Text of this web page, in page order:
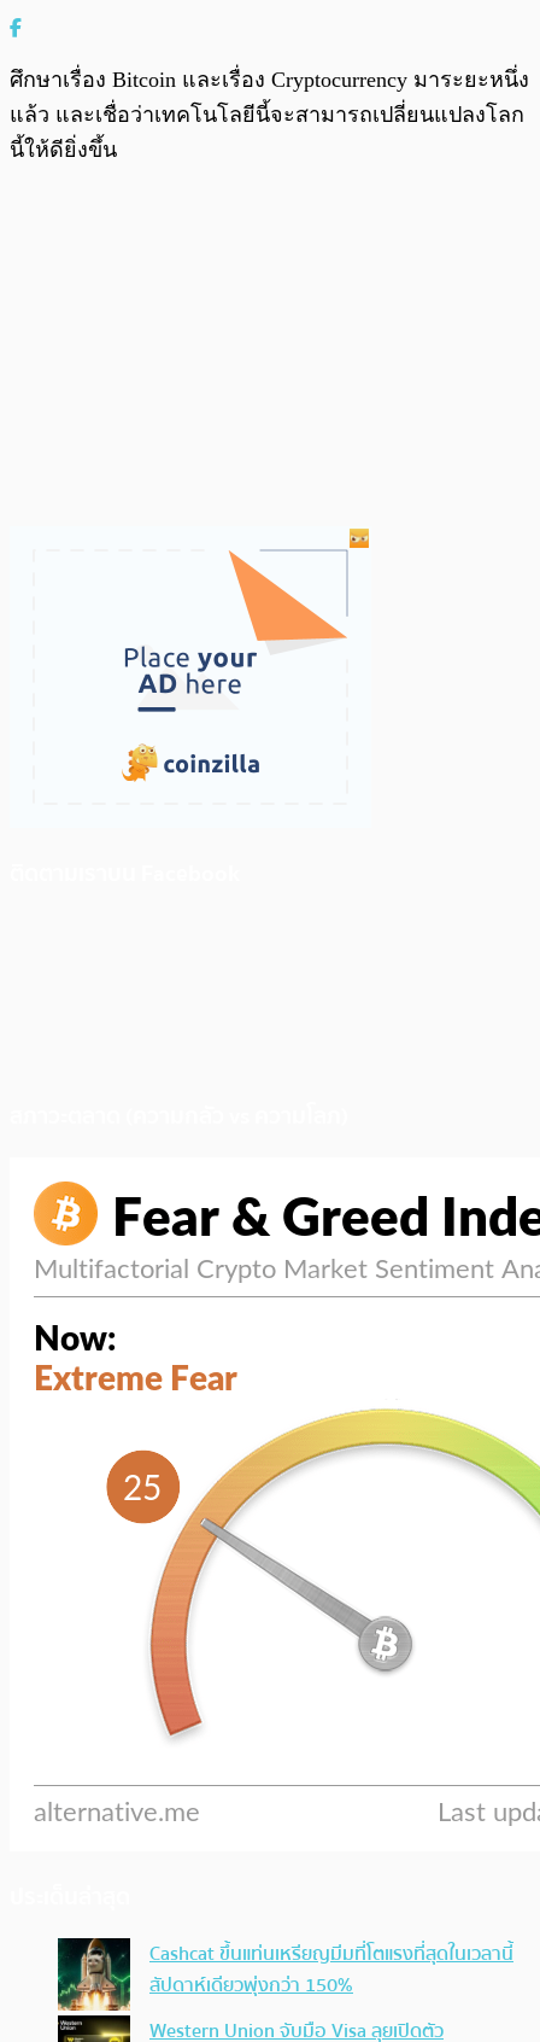
ศึกษาเรื่อง Bitcoin และเรื่อง Cryptocurrency มาระยะหนึ่ง
แล้ว และเชื่อว่าเทคโนโลยีนี้จะสามารถเปลี่ยนแปลงโลก
นี้ให้ดียิ่งขึ้น
Cashcat ขึ้นแท่นเหรียญมีมที่โตแรงที่สุดในเวลานี้
สัปดาห์เดียวพุ่งกว่า 150%
Western Union จับมือ Visa ลุยเปิดตัว